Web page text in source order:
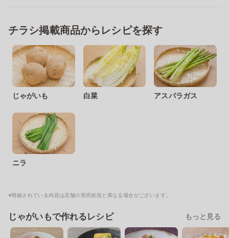
チラシ掲載商品からレシピを探す
じゃがいも 白菜 アスパラガス
ニラ
※明細されている内容は店舗の実売状況と異なる場合がございます。
じゃがいもで作れるレシピ もっと見る